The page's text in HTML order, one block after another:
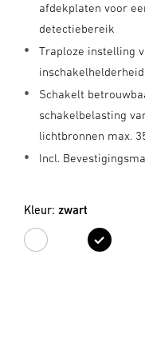
afdekplaten voor
detectiebereik
Traploze instelling
Schakelt
schakelbelasting
lichtbronnen max.
Incl.
Kleur: zwart
wit